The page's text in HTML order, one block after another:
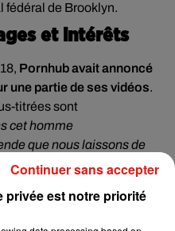
fédéral de Brooklyn.
et intérêts
Pornhub avait annoncé
une partie de ses vidéos.
titrées sont
cet homme
que nous laissons de
Même si
pas les poursuites dont
en profiter pour rappeler
privée est notre priorité
Continuer sans accepter